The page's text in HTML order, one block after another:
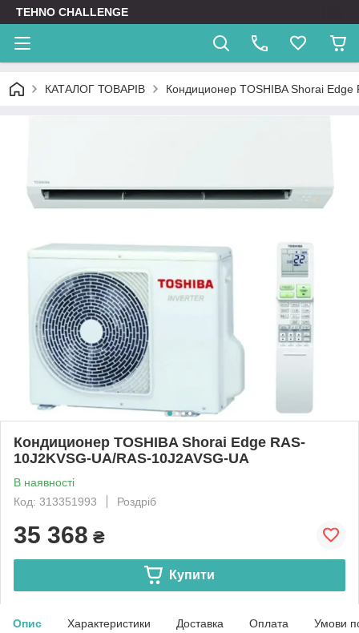
TEHNO CHALLENGE
КАТАЛОГ ТОВАРІВ Кондиционер TOSHIBA Shorai Edge
Кондиционер TOSHIBA Shorai Edge RAS-
10J2KVSG-UA/RAS-10J2AVSG-UA
В наявності
Код: 313351993
Роздріб
35 368 ₴
Купити
Опис Характеристики Доставка Оплата Умови